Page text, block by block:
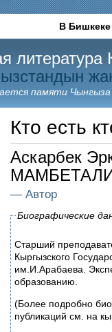
В Бишкеке
литература
памяти
Кто есть
Аскарбек
— Автор
Биографические
Старший
Кыргызского
им.И.Арабаева.
образованию.
(Более подробно
публикаций см. на